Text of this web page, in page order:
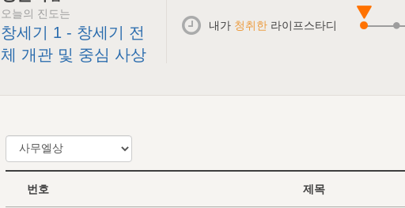
오늘의 진도는
창세기 1 - 창세기 전
체 개관 및 중심 사상
내가 청취한 라이프스타디
번호 제목